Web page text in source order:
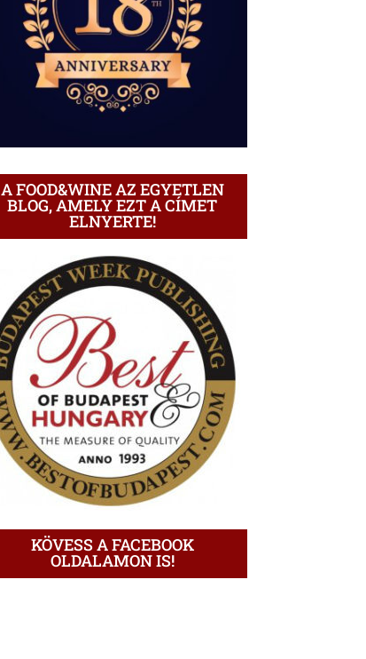
A FOOD&WINE AZ EGYETLEN
BLOG, AMELY EZT A CÍMET
ELNYERTE!
KÖVESS A FACEBOOK
OLDALAMON IS!